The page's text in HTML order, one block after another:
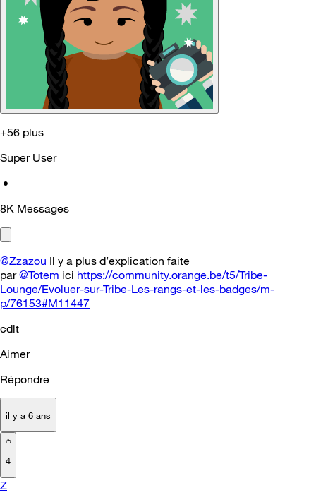
+56 plus
Super User
•
8K Messages
@Zzazou Il y a plus d’explication faite
par@Totem ici https://community.orange.be/t5/Tribe-
Lounge/Evoluer-sur-Tribe-Les-rangs-et-les-badges/m-
p/76153#M11447
cdlt
Aimer
Répondre
il y a 6 ans
4
Z